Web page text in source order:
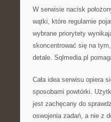
W serwisie nacisk
wątki, które regularnie
wybrane priorytety
skoncentrować się na
detale. Sqlmedia.pl
Cała idea serwisu opiera
sposobami powtórki.
jest zachęcany do
oswojenia zadań, a nie z